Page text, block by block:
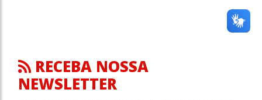
RECEBA NOSSA
NEWSLETTER